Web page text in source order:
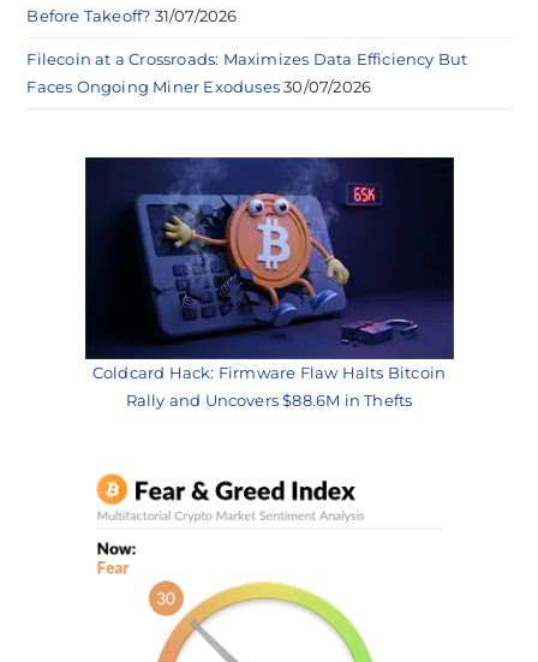
Before Takeoff? 31/07/2026
Filecoin at a Crossroads: Maximizes Data Efficiency But
Faces Ongoing Miner Exoduses 30/07/2026
Coldcard Hack: Firmware Flaw Halts Bitcoin
Rally and Uncovers $88.6M in Thefts